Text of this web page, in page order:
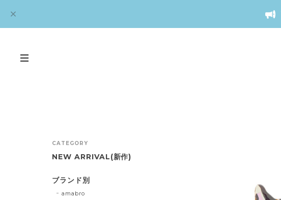
CATEGORY
NEW ARRIVAL(新作)
ブランド別
amabro